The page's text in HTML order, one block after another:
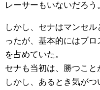
レーサーもいないだろう
しかし、セナはマンセ
ったが、基本的にはプ
を占めていた。
セナも当初は、勝つこと
しかし、あるとき気がつ